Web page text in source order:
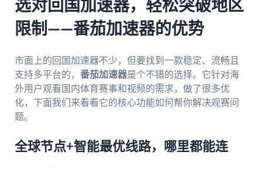
选对回国加速器，轻松突破地区
限制——番茄加速器的优势
市面上的回国加速器不少，但要找到一款稳定、流畅且
支持多平台的， 番茄加速器是个不错的选择。它针对海
外用户观看国内体育赛事和视频的需求，做了很多优
化，下面我们来看看它的核心功能如何帮你解决观赛问
题。
全球节点+智能最优线路，哪里都能连